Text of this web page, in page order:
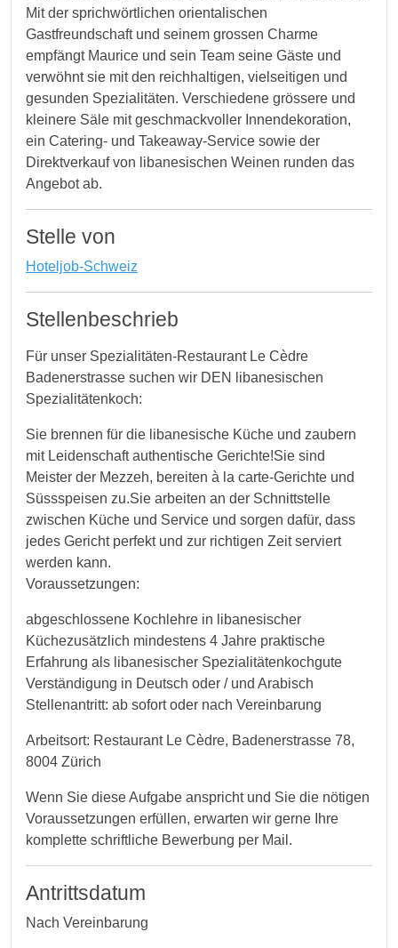
Mit der sprichwörtlichen orientalischen
Gastfreundschaft und seinem grossen Charme
empfängt Maurice und sein Team seine Gäste und
verwöhnt sie mit den reichhaltigen, vielseitigen und
gesunden Spezialitäten. Verschiedene grössere und
kleinere Säle mit geschmackvoller Innendekoration,
ein Catering- und Takeaway-Service sowie der
Direktverkauf von libanesischen Weinen runden das
Angebot ab.
Stelle von
Hoteljob-Schweiz
Stellenbeschrieb
Für unser Spezialitäten-Restaurant Le Cèdre
Badenerstrasse suchen wir DEN libanesischen
Spezialitätenkoch:
Sie brennen für die libanesische Küche und zaubern
mit Leidenschaft authentische Gerichte!Sie sind
Meister der Mezzeh, bereiten à la carte-Gerichte und
Süssspeisen zu.Sie arbeiten an der Schnittstelle
zwischen Küche und Service und sorgen dafür, dass
jedes Gericht perfekt und zur richtigen Zeit serviert
werden kann.
Voraussetzungen:
abgeschlossene Kochlehre in libanesischer
Küchezusätzlich mindestens 4 Jahre praktische
Erfahrung als libanesischer Spezialitätenkochgute
Verständigung in Deutsch oder / und Arabisch
Stellenantritt: ab sofort oder nach Vereinbarung
Arbeitsort: Restaurant Le Cèdre, Badenerstrasse 78,
8004 Zürich
Wenn Sie diese Aufgabe anspricht und Sie die nötigen
Voraussetzungen erfüllen, erwarten wir gerne Ihre
komplette schriftliche Bewerbung per Mail.
Antrittsdatum
Nach Vereinbarung